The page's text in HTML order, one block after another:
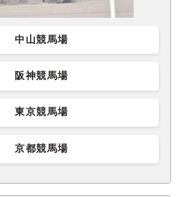
中山競馬場
阪神競馬場
東京競馬場
京都競馬場